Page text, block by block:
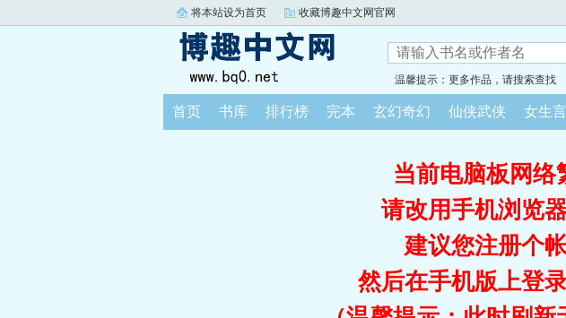
将本站设为首页 收藏博趣中文网官网
温馨提示：更多作品，请搜索查找
首页 书库 排行榜 完本 玄幻奇幻 仙侠武侠 女生
当前电脑板网
请改用手机浏览
建议您注册个
然后在手机版上登